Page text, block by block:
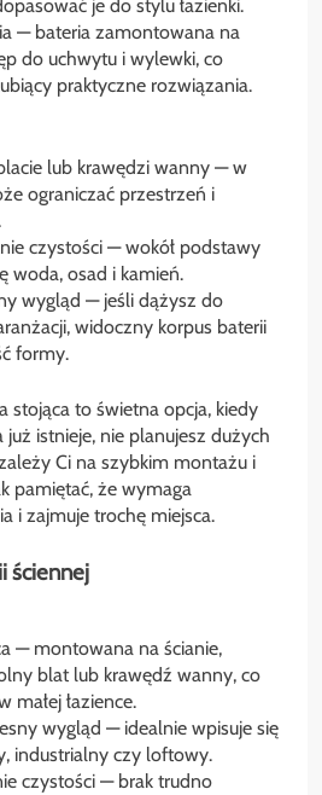
je do stylu łazienki.
— bateria zamontowana na
do uchwytu i wylewki, co
praktyczne rozwiązania.
lub krawędzi wanny — w
ograniczać przestrzeń i
czystości — wokół podstawy
woda, osad i kamień.
wygląd — jeśli dążysz do
widoczny korpus baterii
formy.
stojąca to świetna opcja, kiedy
istnieje, nie planujesz dużych
Ci na szybkim montażu i
pamiętać, że wymaga
i zajmuje trochę miejsca.
ściennej
— montowana na ścianie,
blat lub krawędź wanny, co
małej łazience.
wygląd — idealnie wpisuje się
industrialny czy loftowy.
czystości — brak trudno